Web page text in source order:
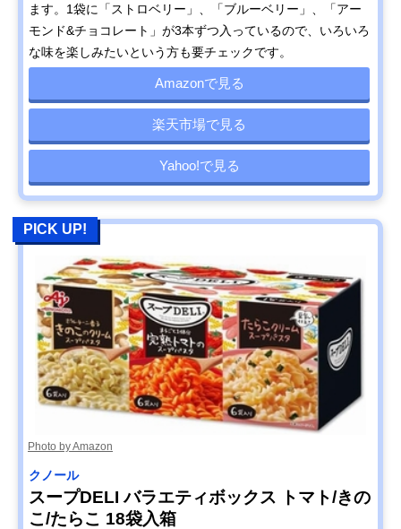
ます。1袋に「ストロベリー」、「ブルーベリー」、「アー
モンド&チョコレート」が3本ずつ入っているので、いろいろ
な味を楽しみたいという方も要チェックです。
Amazonで見る
楽天市場で見る
Yahoo!で見る
PICK UP!
Photo by Amazon
クノール
スープDELI バラエティボックス トマト/きの
こ/たらこ 18袋入箱